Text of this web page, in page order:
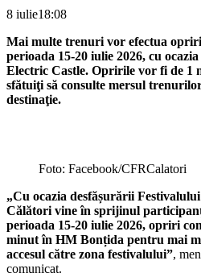
8 iulie18:08
Mai multe trenuri vor efectua
perioada 15-20 iulie 2026, cu
Electric Castle. Opririle vor fi de 1
sfătuiţi să consulte mersul
destinaţie.
Foto: Facebook/CFRCalatori
„Cu ocazia desfășurării
Călători vine în sprijinul
perioada 15-20 iulie 2026, opriri
minut în HM Bonțida pentru mai
accesul către zona festivalului”,
comunicat.